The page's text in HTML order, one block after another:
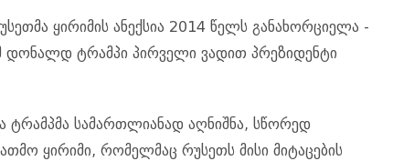
ყირიმის ანექსია 2014 წელს განახორციელა -
დონალდ ტრამპი პირველი ვადით პრეზიდენტი
ტრამპმა სამართლიანად აღნიშნა, სწორედ
ყირიმი, რომელმაც რუსეთს მისი მიტაცების